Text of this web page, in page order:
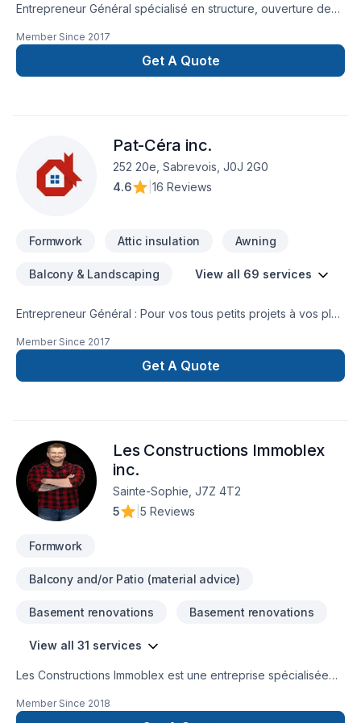
Entrepreneur Général spécialisé en structure, ouverture de
charges avec ingénieur, agrandissement, garage détaché,
Member Since 2017
Get A Quote
Pat-Céra inc.
252 20e, Sabrevois, J0J 2G0
4.6
16 Reviews
Formwork Attic insulation Awning
Balcony & Landscaping View all 69 services
Entrepreneur Général : Pour vos tous petits projets à vos plus
de réalisez vos travaux tout en restant à votre
écoute. Service personnalisé !
Member Since 2017
Get A Quote
Les Constructions Immoblex
inc.
Sainte-Sophie, J7Z 4T2
5
5 Reviews
Formwork
Balcony and/or Patio (material advice)
Basement renovations Basement renovations
View all 31 services
Les Constructions Immoblex est une entreprise spécialisée
complète de services pour les projets d'agrandissement, de
Member Since 2018